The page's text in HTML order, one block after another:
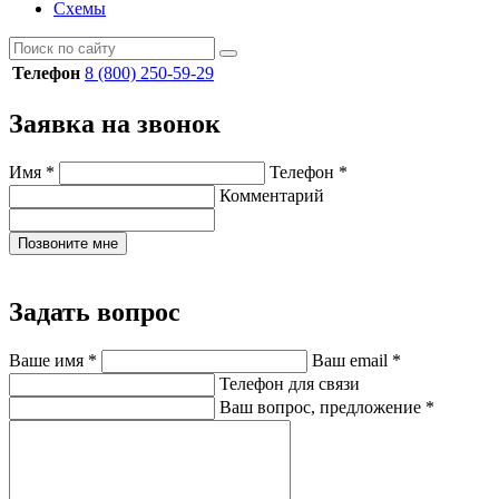
Схемы
Телефон 8 (800) 250-59-29
Заявка на звонок
Имя * Телефон *
Комментарий
Позвоните мне
Задать вопрос
Ваше имя * Ваш email *
Телефон для связи
Ваш вопрос, предложение *